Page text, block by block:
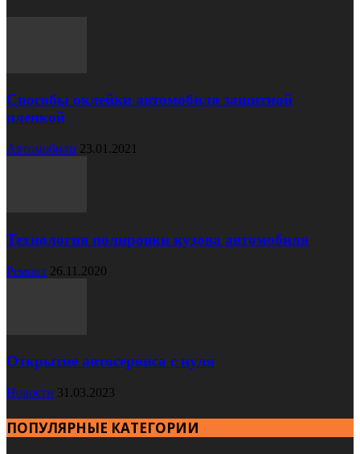
Способы оклейки автомобиля защитной
пленкой
Автомобили 23.01.2021
Технология полировки кузова автомобиля
Ремонт 26.11.2020
Открытие автосервиса с нуля
Новости 31.03.2023
ПОПУЛЯРНЫЕ КАТЕГОРИИ